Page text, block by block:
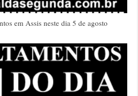
em Assis neste dia 5 de agosto